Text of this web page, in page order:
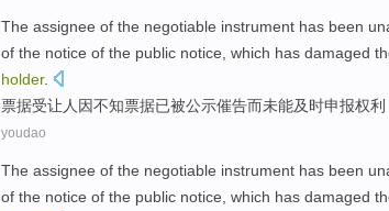
The assignee of the negotiable instrument has been
of the notice of the public notice, which has damaged
holder.
票据受让人 因不知票据已被公示催告而未能及时申报权利
youdao
The assignee of the negotiable instrument has been
of the notice of the public notice, which has damaged